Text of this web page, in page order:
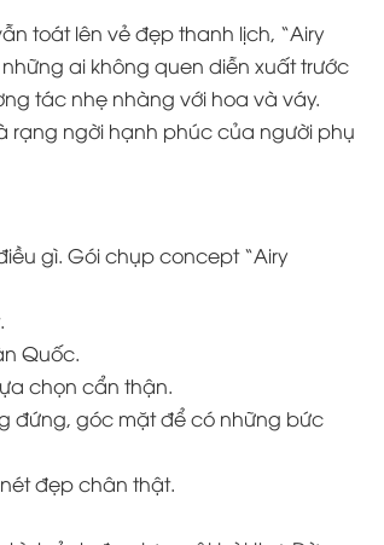
toát lên vẻ đẹp thanh lịch, “Airy
ai không quen diễn xuất trước
tác nhẹ nhàng với hoa và váy.
rạng ngời hạnh phúc của người phụ
gì. Gói chụp concept “Airy
Quốc.
chọn cẩn thận.
đứng, góc mặt để có những bức
đẹp chân thật.